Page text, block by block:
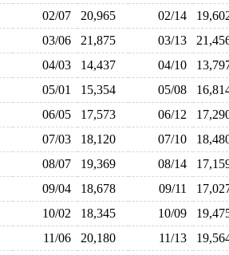
02/07 20,965 02/14
03/06 21,875 03/13
04/03 14,437 04/10
05/01 15,354 05/08
06/05 17,573 06/12
07/03 18,120 07/10
08/07 19,369 08/14
09/04 18,678 09/11
10/02 18,345 10/09
11/06 20,180 11/13